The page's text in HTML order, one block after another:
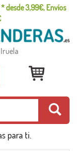
desde 3,99€, Envíos
para ti.